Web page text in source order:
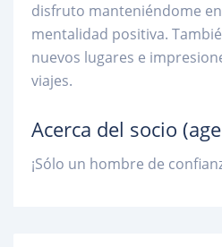
disfruto manteniéndome
mentalidad positiva.
nuevos lugares e
viajes.
Acerca del socio
¡Sólo un hombre de